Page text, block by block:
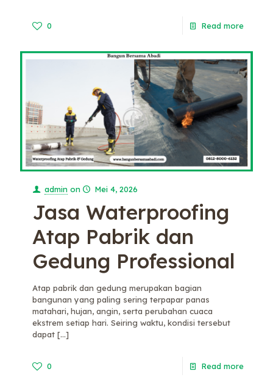
0 Read more
admin on Mei 4, 2026
Jasa Waterproofing
Atap Pabrik dan
Gedung Professional
Atap pabrik dan gedung merupakan bagian
bangunan yang paling sering terpapar panas
matahari, hujan, angin, serta perubahan cuaca
ekstrem setiap hari. Seiring waktu, kondisi tersebut
dapat […]
0 Read more